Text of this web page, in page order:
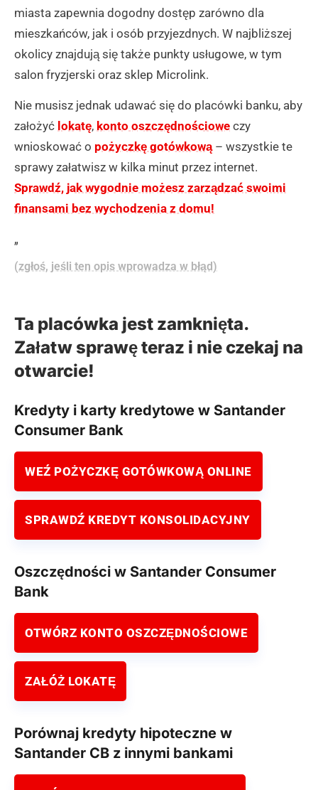
miasta zapewnia dogodny dostęp zarówno dla
mieszkańców, jak i osób przyjezdnych. W najbliższej
okolicy znajdują się także punkty usługowe, w tym
salon fryzjerski oraz sklep Microlink.
Nie musisz jednak udawać się do placówki banku, aby
założyć lokatę, konto oszczędnościowe czy
wnioskować o pożyczkę gotówkową– wszystkie te
sprawy załatwisz w kilka minut przez internet.
Sprawdź, jak wygodnie możesz zarządzać swoimi
finansami bez wychodzenia z domu!
„
(zgłoś, jeśli ten opis wprowadza w błąd)
Ta placówka jest zamknięta.
Załatw sprawę teraz i nie czekaj na
otwarcie!
Kredyty i karty kredytowe w Santander
Consumer Bank
WEŹ POŻYCZKĘ GOTÓWKOWĄ ONLINE
SPRAWDŹ KREDYT KONSOLIDACYJNY
Oszczędności w Santander Consumer
Bank
OTWÓRZ KONTO OSZCZĘDNOŚCIOWE
ZAŁÓŻ LOKATĘ
Porównaj kredyty hipoteczne w
Santander CB z innymi bankami